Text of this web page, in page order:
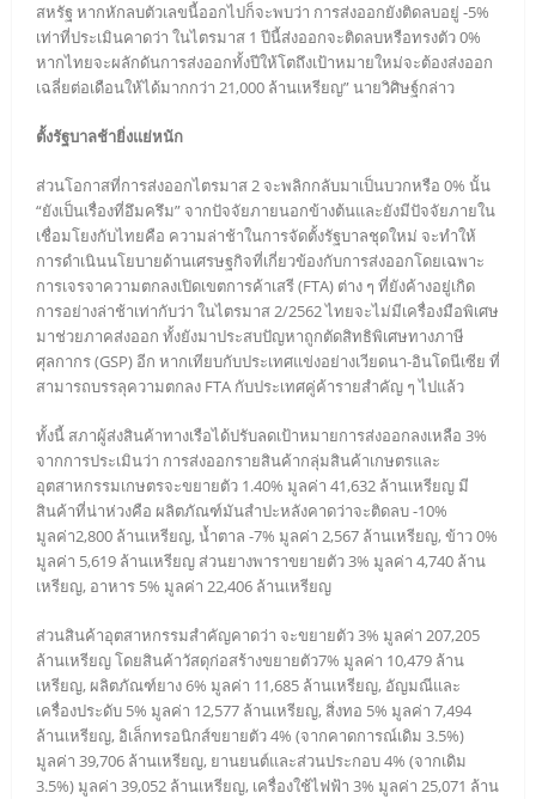
สหรัฐ หากหักลบตัวเลขนี้ออกไปก็จะพบว่า การส่งออกยังติดลบอยู่ -5%
เท่าที่ประเมินคาดว่า ในไตรมาส 1 ปีนี้ส่งออกจะติดลบหรือทรงตัว 0%
หากไทยจะผลักดันการส่งออกทั้งปีให้โตถึงเป้าหมายใหม่จะต้องส่งออก
เฉลี่ยต่อเดือนให้ได้มากกว่า 21,000 ล้านเหรียญ” นายวิศิษฐ์กล่าว
ตั้งรัฐบาลช้ายิ่งแย่หนัก
ส่วนโอกาสที่การส่งออกไตรมาส 2 จะพลิกกลับมาเป็นบวกหรือ 0% นั้น
“ยังเป็นเรื่องที่อึมครึม” จากปัจจัยภายนอกข้างต้นและยังมีปัจจัยภายใน
เชื่อมโยงกับไทยคือ ความล่าช้าในการจัดตั้งรัฐบาลชุดใหม่ จะทำให้
การดำเนินนโยบายด้านเศรษฐกิจที่เกี่ยวข้องกับการส่งออกโดยเฉพาะ
การเจรจาความตกลงเปิดเขตการค้าเสรี (FTA) ต่าง ๆ ที่ยังค้างอยู่เกิด
การอย่างล่าช้าเท่ากับว่า ในไตรมาส 2/2562 ไทยจะไม่มีเครื่องมือพิเศษ
มาช่วยภาคส่งออก ทั้งยังมาประสบปัญหาถูกตัดสิทธิพิเศษทางภาษี
ศุลกากร (GSP) อีก หากเทียบกับประเทศแข่งอย่างเวียดนา-อินโดนีเซีย ที่
สามารถบรรลุความตกลง FTA กับประเทศคู่ค้ารายสำคัญ ๆ ไปแล้ว
ทั้งนี้ สภาผู้ส่งสินค้าทางเรือได้ปรับลดเป้าหมายการส่งออกลงเหลือ 3%
จากการประเมินว่า การส่งออกรายสินค้ากลุ่มสินค้าเกษตรและ
อุตสาหกรรมเกษตรจะขยายตัว 1.40% มูลค่า 41,632 ล้านเหรียญ มี
สินค้าที่น่าห่วงคือ ผลิตภัณฑ์มันสำปะหลังคาดว่าจะติดลบ -10%
มูลค่า2,800 ล้านเหรียญ, น้ำตาล -7% มูลค่า 2,567 ล้านเหรียญ, ข้าว 0%
มูลค่า 5,619 ล้านเหรียญ ส่วนยางพาราขยายตัว 3% มูลค่า 4,740 ล้าน
เหรียญ, อาหาร 5% มูลค่า 22,406 ล้านเหรียญ
ส่วนสินค้าอุตสาหกรรมสำคัญคาดว่า จะขยายตัว 3% มูลค่า 207,205
ล้านเหรียญ โดยสินค้าวัสดุก่อสร้างขยายตัว7% มูลค่า 10,479 ล้าน
เหรียญ, ผลิตภัณฑ์ยาง 6% มูลค่า 11,685 ล้านเหรียญ, อัญมณีและ
เครื่องประดับ 5% มูลค่า 12,577 ล้านเหรียญ, สิ่งทอ 5% มูลค่า 7,494
ล้านเหรียญ, อิเล็กทรอนิกส์ขยายตัว 4% (จากคาดการณ์เดิม 3.5%)
มูลค่า 39,706 ล้านเหรียญ, ยานยนต์และส่วนประกอบ 4% (จากเดิม
3.5%) มูลค่า 39,052 ล้านเหรียญ, เครื่องใช้ไฟฟ้า 3% มูลค่า 25,071 ล้าน